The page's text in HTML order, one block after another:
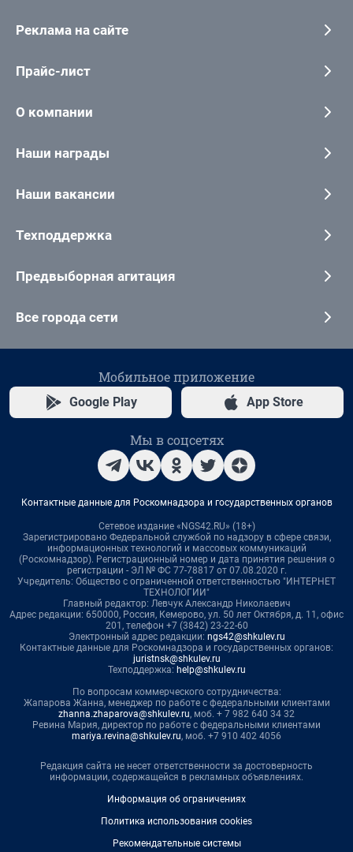
Реклама на сайте
Прайс-лист
О компании
Наши награды
Наши вакансии
Техподдержка
Предвыборная агитация
Все города сети
Мобильное приложение
Google Play App Store
Мы в соцсетях
Контактные данные для Роскомнадзора и государственных органов
Сетевое издание «NGS42.RU» (18+)
Зарегистрировано Федеральной службой по надзору в сфере связи,
информационных технологий и массовых коммуникаций
(Роскомнадзор). Регистрационный номер и дата принятия решения о
регистрации - ЭЛ № ФС 77-78817 от 07.08.2020 г.
Учредитель: Общество с ограниченной ответственностью "ИНТЕРНЕТ
ТЕХНОЛОГИИ"
Главный редактор: Левчук Александр Николаевич
Адрес редакции: 650000, Россия, Кемерово, ул. 50 лет Октября, д. 11, офис
201, телефон +7 (3842) 23-22-60
Электронный адрес редакции: ngs42@shkulev.ru
Контактные данные для Роскомнадзора и государственных органов:
juristnsk@shkulev.ru
Техподдержка: help@shkulev.ru
По вопросам коммерческого сотрудничества:
Жапарова Жанна, менеджер по работе с федеральными клиентами
zhanna.zhaparova@shkulev.ru, моб. + 7 982 640 34 32
Ревина Мария, директор по работе с федеральными клиентами
mariya.revina@shkulev.ru, моб. +7 910 402 4056
Редакция сайта не несет ответственности за достоверность
информации, содержащейся в рекламных объявлениях.
Информация об ограничениях
Политика использования cookies
Рекомендательные системы